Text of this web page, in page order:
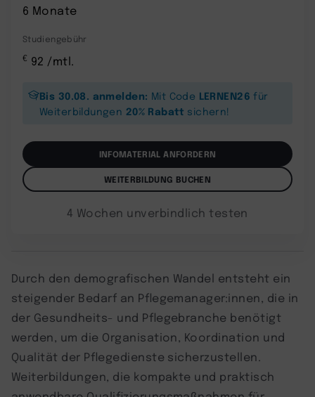
6 Monate
Studiengebühr
€ 92 /mtl.
Bis 30.08. anmelden: Mit Code LERNEN26 für
Weiterbildungen 20% Rabatt sichern!
INFOMATERIAL ANFORDERN
WEITERBILDUNG BUCHEN
4 Wochen unverbindlich testen
Durch den demografischen Wandel entsteht ein
steigender Bedarf an Pflegemanager:innen, die in
der Gesundheits- und Pflegebranche benötigt
werden, um die Organisation, Koordination und
Qualität der Pflegedienste sicherzustellen.
Weiterbildungen, die kompakte und praktisch